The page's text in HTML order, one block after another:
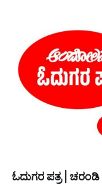
ಓದುಗರ ಪತ್ರ | ಚರಂಡಿ